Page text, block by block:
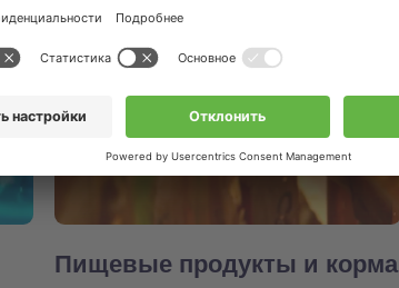
Пищевые продукты и корма